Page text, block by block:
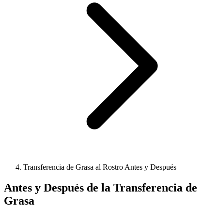
Transferencia de Grasa al Rostro Antes y Después
Antes y Después de la Transferencia de
Grasa